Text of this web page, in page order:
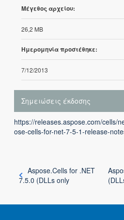
Μέγεθος αρχείου:
26,2 MB
Ημερομηνία προστέθηκε:
7/12/2013
Σημειώσεις έκδοσης
https://releases.aspose.com/cells/
ose-cells-for-net-7-5-1-release-
Aspose.Cells for .NET
7.5.0 (DLLs only